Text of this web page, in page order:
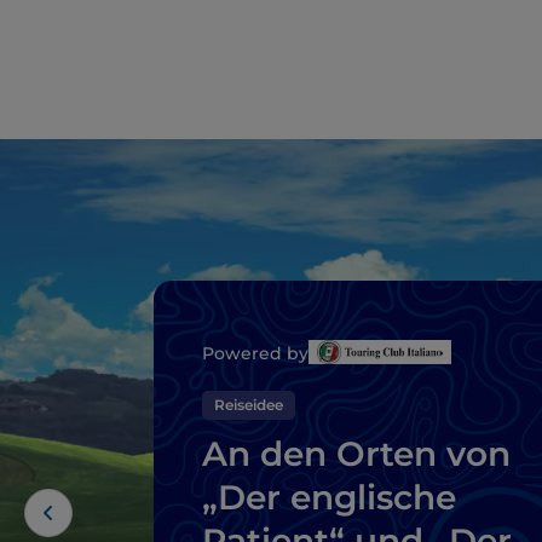
Powered by
Reiseidee
An den Orten von
„Der englische